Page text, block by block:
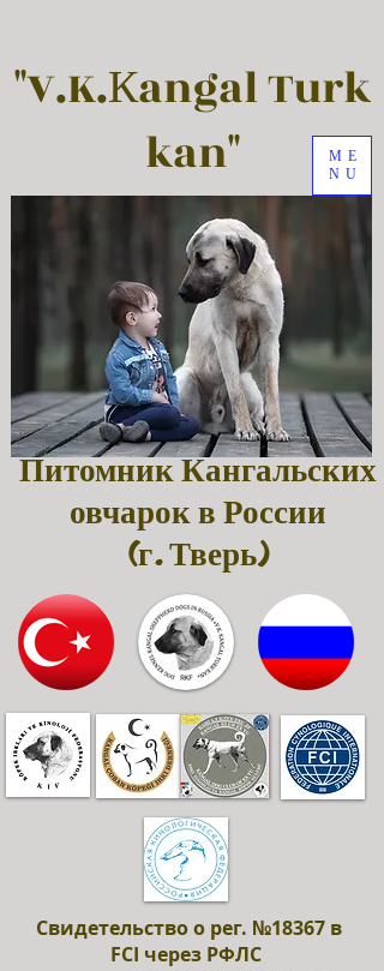
"V.K.Кangal Turk
kan"
ME
NU
Питомник Кангальских
овчарок в России
(г. Тверь)
Свидетельство о рег. №18367 в
FCI через РФЛС